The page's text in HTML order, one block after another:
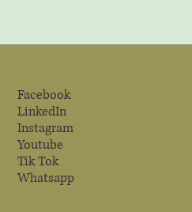
Facebook
LinkedIn
Instagram
Youtube
Tik Tok
Whatsapp